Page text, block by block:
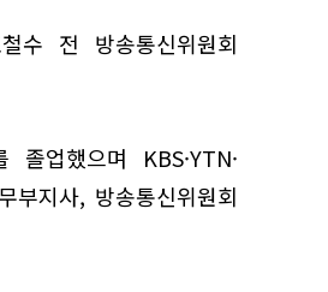
수 전 방송통신위원회
업했으며 KBS·YTN·
부지사, 방송통신위원회